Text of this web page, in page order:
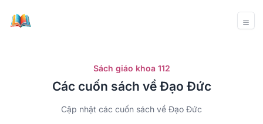
Sách giáo khoa 112
Các cuốn sách về Đạo Đức
Cập nhật các cuốn sách về Đạo Đức